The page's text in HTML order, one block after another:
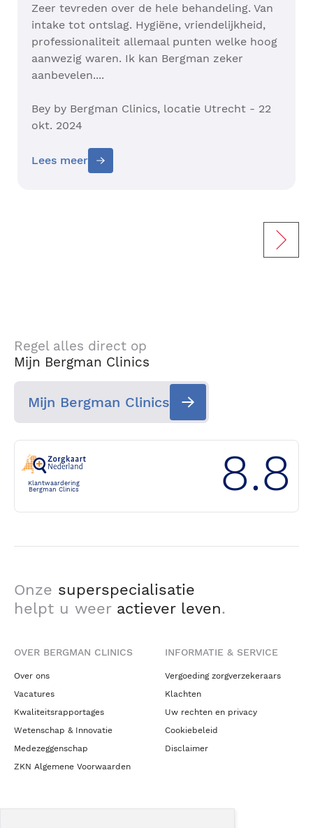
Zeer tevreden over de hele behandeling. Van
intake tot ontslag. Hygiëne, vriendelijkheid,
professionaliteit allemaal punten welke hoog
aanwezig waren. Ik kan Bergman zeker
aanbevelen....
Bey by Bergman Clinics, locatie Utrecht - 22
okt. 2024
Lees meer
Regel alles direct op
Mijn Bergman Clinics
Mijn Bergman Clinics
Klantwaardering
Bergman Clinics
8.8
Onze superspecialisatie
helpt u weer actiever leven.
OVER BERGMAN CLINICS
Over ons
Vacatures
Kwaliteitsrapportages
Wetenschap & Innovatie
Medezeggenschap
ZKN Algemene Voorwaarden
INFORMATIE & SERVICE
Vergoeding zorgverzekeraars
Klachten
Uw rechten en privacy
Cookiebeleid
Disclaimer